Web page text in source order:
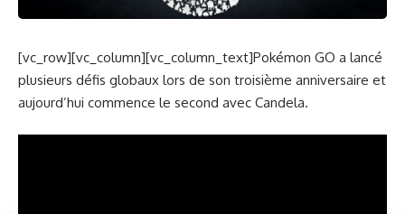
[vc_row][vc_column][vc_column_text]Pokémon GO a lancé
plusieurs défis globaux lors de son troisième anniversaire et
aujourd’hui commence le second avec Candela.